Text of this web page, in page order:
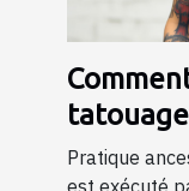
tatouage
Pratique
est exécuté